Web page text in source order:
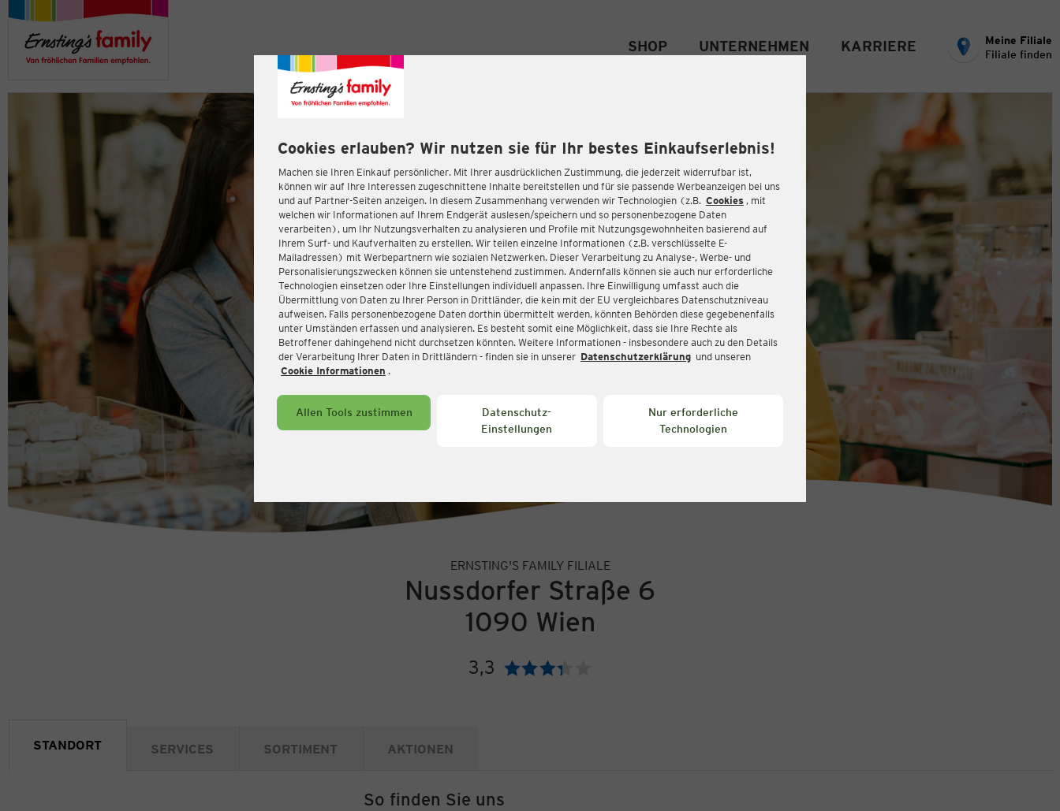
Cookies erlauben? Wir nutzen sie für Ihr bestes Einkaufserlebnis!
Machen sie Ihren Einkauf persönlicher. Mit Ihrer ausdrücklichen Zustimmung, die jederzeit widerrufbar ist,
können wir auf Ihre Interessen zugeschnittene Inhalte bereitstellen und für sie passende Werbeanzeigen bei uns
und auf Partner-Seiten anzeigen. In diesem Zusammenhang verwenden wir Technologien (z.B. Cookies , mit
welchen wir Informationen auf Ihrem Endgerät auslesen/speichern und so personenbezogene Daten
verarbeiten), um Ihr Nutzungsverhalten zu analysieren und Profile mit Nutzungsgewohnheiten basierend auf
Ihrem Surf- und Kaufverhalten zu erstellen. Wir teilen einzelne Informationen (z.B. verschlüsselte E-
Mailadressen) mit Werbepartnern wie sozialen Netzwerken. Dieser Verarbeitung zu Analyse-, Werbe- und
Personalisierungszwecken können sie untenstehend zustimmen. Andernfalls können sie auch nur erforderliche
Technologien einsetzen oder Ihre Einstellungen individuell anpassen. Ihre Einwilligung umfasst auch die
Übermittlung von Daten zu Ihrer Person in Drittländer, die kein mit der EU vergleichbares Datenschutzniveau
aufweisen. Falls personenbezogene Daten dorthin übermittelt werden, könnten Behörden diese gegebenenfalls
unter Umständen erfassen und analysieren. Es besteht somit eine Möglichkeit, dass sie Ihre Rechte als
Betroffener dahingehend nicht durchsetzen könnten. Weitere Informationen - insbesondere auch zu den Details
der Verarbeitung Ihrer Daten in Drittländern - finden sie in unserer Datenschutzerklärung und unseren
Cookie Informationen .
Allen Tools zustimmen
Datenschutz-
Einstellungen
Nur erforderliche
Technologien
SHOP UNTERNEHMEN KARRIERE
Meine Filiale
Filiale finden
ERNSTING'S FAMILY FILIALE
Nussdorfer Straße 6
1090 Wien
3,3 Bewertung:
STANDORT SERVICES SORTIMENT AKTIONEN
So finden Sie uns